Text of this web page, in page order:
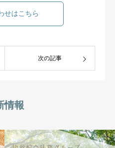
せはこちら
次の記事
情報